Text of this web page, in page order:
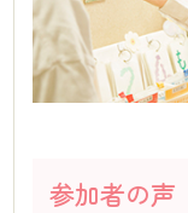
参加者の声